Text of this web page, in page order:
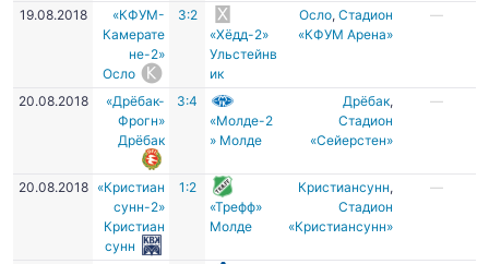
19.08.2018
«КФУМ-
Камерате
не-2»
Осло
3:2
«Хёдд-2»
Ульстейнв
ик
Осло,Стадион
«КФУМ Арена»
—
20.08.2018
«Дрёбак-
Фрогн»
Дрёбак
3:4
«Молде-2
» Молде
Дрёбак,
Стадион
«Сейерстен»
—
20.08.2018
«Кристиан
сунн-2»
Кристиан
сунн
1:2
«Трефф»
Молде
Кристиансунн,
Стадион
«Кристиансунн»
—